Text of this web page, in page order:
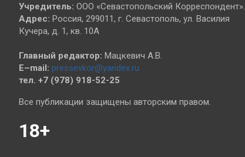
Учредитель: ООО «Севастопольский Корреспондент».
Адрес: Россия, 299011, г. Севастополь, ул. Василия
Кучера, д. 1, кв. 10А
Главный редактор: Мацкевич А.В.
E–mail: pressevkor@yandex.ru
тел. +7 (978) 918-52-25
Все публикации защищены авторским правом.
18+